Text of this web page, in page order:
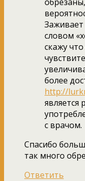
Заживает
словом
скажу
более
http://
является
с врачом.
Спасибо
так много
Ответить